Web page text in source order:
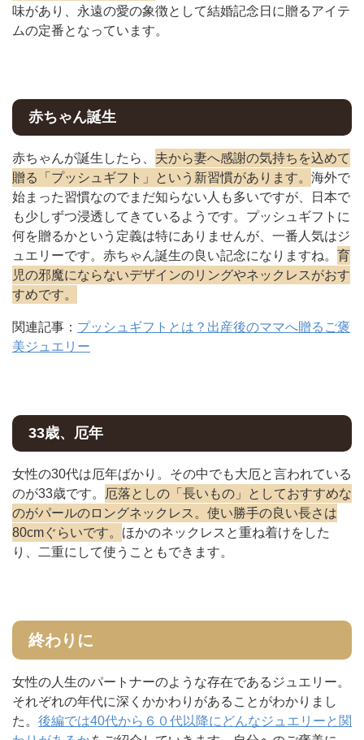
味があり、永遠の愛の象徴として結婚記念日に贈るアイテ
ムの定番となっています。
赤ちゃん誕生
赤ちゃんが誕生したら、 夫から妻へ感謝の気持ちを込めて
贈る「プッシュギフト」という新習慣があります。 海外で
始まった習慣なのでまだ知らない人も多いですが、日本で
も少しずつ浸透してきているようです。プッシュギフトに
何を贈るかという定義は特にありませんが、一番人気はジ
ュエリーです。赤ちゃん誕生の良い記念になりますね。 育
児の邪魔にならないデザインのリングやネックレスがおす
すめです。
関連記事： プッシュギフトとは？出産後のママへ贈るご褒
美ジュエリー
33歳、厄年
女性の30代は厄年ばかり。その中でも大厄と言われている
のが33歳です。
厄落としの「長いもの」としておすすめな
のがパールのロングネックレス。使い勝手の良い長さは
80cmぐらいです。 ほかのネックレスと重ね着けをした
り、二重にして使うこともできます。
終わりに
女性の人生のパートナーのような存在であるジュエリー。
それぞれの年代に深くかかわりがあることがわかりまし
た。 後編では40代から６０代以降にどんなジュエリーと関